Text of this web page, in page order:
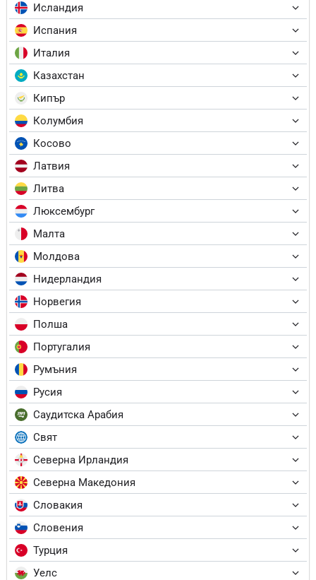
Исландия
Испания
Италия
Казахстан
Кипър
Колумбия
Косово
Латвия
Литва
Люксембург
Малта
Молдова
Нидерландия
Норвегия
Полша
Португалия
Румъния
Русия
Саудитска Арабия
Свят
Северна Ирландия
Северна Македония
Словакия
Словения
Турция
Уелс